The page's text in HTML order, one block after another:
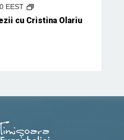
EEST
cu Cristina Olariu